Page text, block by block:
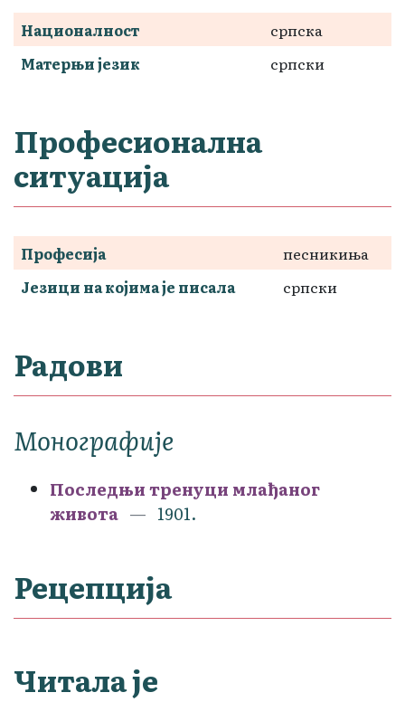
Националност
српска
Матерњи језик
српски
Професионална
ситуација
Професија
песникиња
Језици на којима је писала
српски
Радови
Монографије
Последњи тренуци млађаног
живота
1901.
Рецепција
Читала је